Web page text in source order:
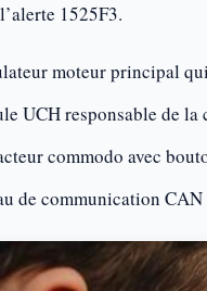
1525F3.
moteur principal
UCH responsable de
commodo avec
de communication